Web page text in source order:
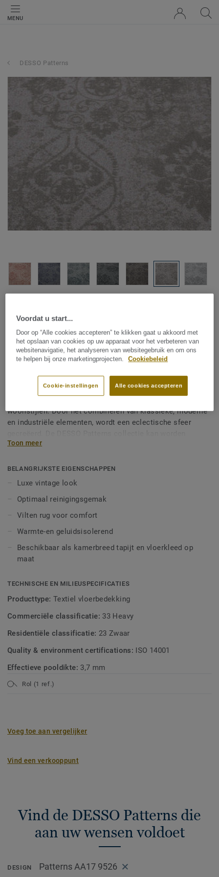
MENU
DESSO Patterns
DESSO Patterns - Patterns
AA17 9526
woonstijlen. Door het combineren van klassieke, moderne
en industriële elementen, wordt een eclectische sfeer
toegepast in elke interieurstijl en maakt je vloer tot een
een luxueuze vintage look en kunnen perfect worden
gecombineerd met het DESSO Shades dessin, dat doet
denken aan verweerd beton. Creëer een subtiele mix van
verleden en heden in je woonruimte met als resultaat, een
modern interieur met ofwel een nostalgische en klassieke
kamerbreed tapijt en vloerkleed op maat.
Toon meer
BELANGRIJKSTE EIGENSCHAPPEN
Luxe vintage look
Optimaal reinigingsgemak
Vilten rug voor comfort
Warmte-en geluidsisolerend
Beschikbaar als kamerbreed tapijt en vloerkleed op
maat
TECHNISCHE EN MILIEUSPECIFICATIES
Producttype: Textiel vloerbedekking
Commerciële classificatie: 33 Heavy
Residentiële classificatie: 23 Zwaar
Quality & environment certifications: ISO 14001
Effectieve pooldikte: 3,7 mm
Rol (1 ref.)
Voeg toe aan vergelijker
Vind een verkooppunt
Vind de DESSO Patterns die
aan uw wensen voldoet
DESIGN Patterns AA17 9526
Voordat u start...
Door op “Alle cookies accepteren” te klikken gaat u akkoord met
het opslaan van cookies op uw apparaat voor het verbeteren van
websitenavigatie, het analyseren van websitegebruik en om ons
te helpen bij onze marketingprojecten.
Cookiebeleid
Alle cookies accepteren
Cookie-instellingen